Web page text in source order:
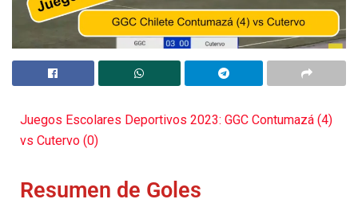
Juegos Escolares Deportivos 2023: GGC Contumazá (4)
vs Cutervo (0)
Resumen de Goles